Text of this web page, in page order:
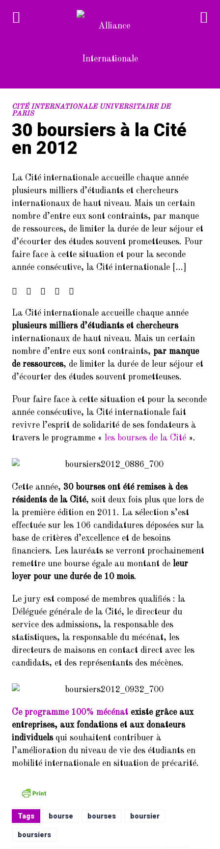
RECENT POSTS
1.
Devenez bénévole à l’Alliance
arrondissement de Paris
(samedi 10/9/2022)
langue française et de la
Francophonie
4.
FORUM DES ASSOCIATIONS DU
75014
5.
Forum de rentrée de la Mairie
6.
Forum des associations du 06
septembre 2025 Paris 7014
7.
Inscrivez-vous à la Soirée
Présentation Service des
Relectures 22/02/2017
mémoire de Jean Joinet le 26
janvier 2018 à 19h45 à la Maison
de l’Italie
9.
Balades Parisiennes de l’AI –
(Samedi 17 mars à 10h30)
10.
Faire du Sport à la Cité à petit
prix
11.
10ème dictée des mots d’or
(vendredi 23 mars 2018, de 18h
à 21h30)
12. Remerciements : Concert du 26
Janvier 2018 en hommage à
Jean Joinet
CITÉ INTERNATIONALE UNIVERSITAIRE DE
PARIS
30 boursiers à la Cité
en 2012
La Cité internationale accueille chaque année
plusieurs milliers d’étudiants et chercheurs
internationaux de haut niveau. Mais un certain
nombre d’entre eux sont contraints, par manque
de ressources, de limiter la durée de leur séjour et
d’écourter des études souvent prometteuses. Pour
faire face à cette situation et pour la seconde
année consécutive, la Cité internationale […]
La Cité internationale accueille chaque année
plusieurs milliers d’étudiants et chercheurs
internationaux de haut niveau. Mais un certain
nombre d’entre eux sont contraints, par manque
de ressources, de limiter la durée de leur séjour et
d’écourter des études souvent prometteuses.
Pour faire face à cette situation et pour la seconde
année consécutive, la Cité internationale fait
revivre l’esprit de solidarité de ses fondateurs à
travers le programme « les bourses de la Cité ».
Cette année, 30 bourses ont été remises à des
résidents de la Cité, soit deux fois plus que lors de
la première édition en 2011. La sélection s’est
effectuée sur les 106 candidatures déposées sur la
base de critères d’excellence et de besoins
financiers. Les lauréats se verront prochainement
remettre une bourse égale au montant de leur
loyer pour une durée de 10 mois.
Le jury est composé de membres qualifiés : la
Déléguée générale de la Cité, le directeur du
service des admissions, la responsable des
statistiques, la responsable du mécénat, les
directeurs de maisons en contact direct avec les
candidats, et des représentants des mécènes.
Ce programme 100% mécénat existe grâce aux
entreprises, aux fondations et aux donateurs
individuelsqui souhaitent contribuer à
l’amélioration du niveau de vie des étudiants en
mobilité internationale en situation de précarité.
Tags bourse bourses boursier
boursiers